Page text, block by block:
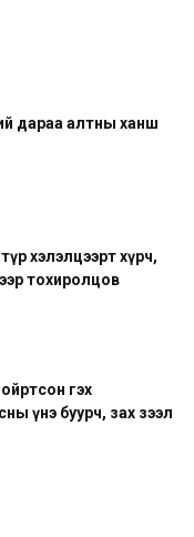
дараа алтны ханш
хэлэлцээрт хүрч,
тохиролцов
гэх
үнэ буурч, зах зээл